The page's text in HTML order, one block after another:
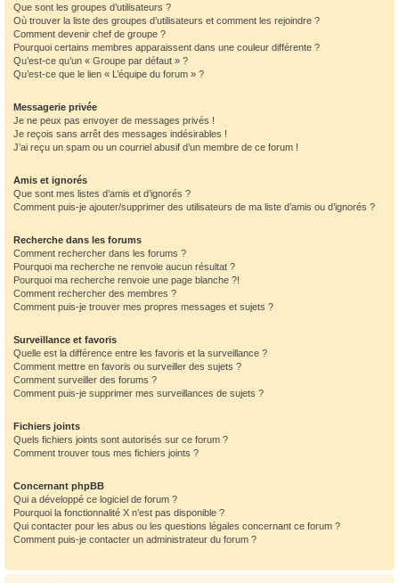
Que sont les groupes d’utilisateurs ?
Où trouver la liste des groupes d’utilisateurs et comment les rejoindre ?
Comment devenir chef de groupe ?
Pourquoi certains membres apparaissent dans une couleur différente ?
Qu’est-ce qu’un « Groupe par défaut » ?
Qu’est-ce que le lien « L’équipe du forum » ?
Messagerie privée
Je ne peux pas envoyer de messages privés !
Je reçois sans arrêt des messages indésirables !
J’ai reçu un spam ou un courriel abusif d’un membre de ce forum !
Amis et ignorés
Que sont mes listes d’amis et d’ignorés ?
Comment puis-je ajouter/supprimer des utilisateurs de ma liste d’amis ou d’ignorés ?
Recherche dans les forums
Comment rechercher dans les forums ?
Pourquoi ma recherche ne renvoie aucun résultat ?
Pourquoi ma recherche renvoie une page blanche ?!
Comment rechercher des membres ?
Comment puis-je trouver mes propres messages et sujets ?
Surveillance et favoris
Quelle est la différence entre les favoris et la surveillance ?
Comment mettre en favoris ou surveiller des sujets ?
Comment surveiller des forums ?
Comment puis-je supprimer mes surveillances de sujets ?
Fichiers joints
Quels fichiers joints sont autorisés sur ce forum ?
Comment trouver tous mes fichiers joints ?
Concernant phpBB
Qui a développé ce logiciel de forum ?
Pourquoi la fonctionnalité X n’est pas disponible ?
Qui contacter pour les abus ou les questions légales concernant ce forum ?
Comment puis-je contacter un administrateur du forum ?